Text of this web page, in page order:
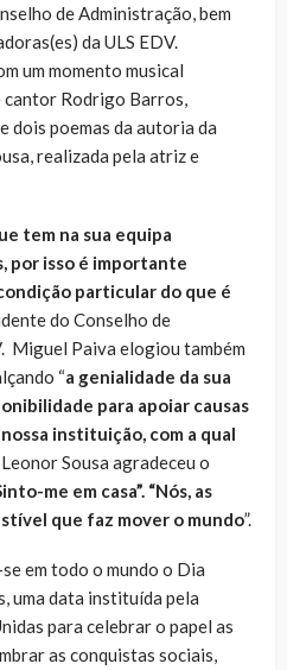
de Administração, bem
da ULS EDV.
um momento musical
cantor Rodrigo Barros,
dois poemas da autoria da
realizada pela atriz e
tem na sua equipa
por isso é importante
particular do que é
do Conselho de
Miguel Paiva elogiou também
“a genialidade da sua
para apoiar causas
instituição, com a qual
Leonor Sousa agradeceu o
me em casa”. “Nós, as
que faz mover o mundo”.
em todo o mundo o Dia
uma data instituída pela
para celebrar o papel as
as conquistas sociais,